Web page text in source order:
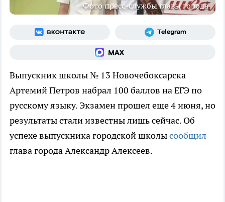
Фото пресс-службы главы города
Выпускник школы № 13 Новочебоксарска
Артемий Петров набрал 100 баллов на ЕГЭ по
русскому языку. Экзамен прошел еще 4 июня, но
результаты стали известны лишь сейчас. Об
успехе выпускника городской школысообщил
глава города Александр Алексеев.